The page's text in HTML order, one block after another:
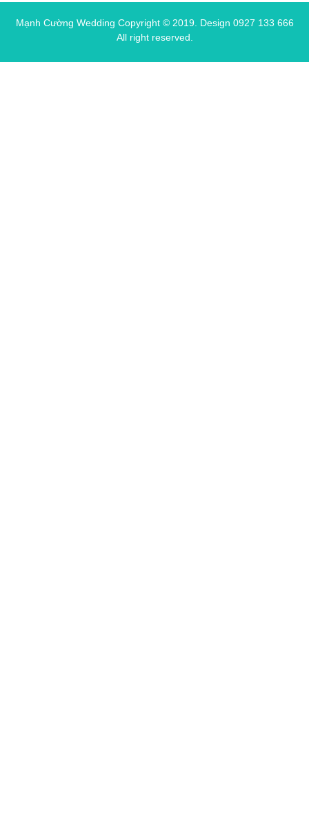
Mạnh Cường Wedding Copyright © 2019. Design 0927 133 666
All right reserved.